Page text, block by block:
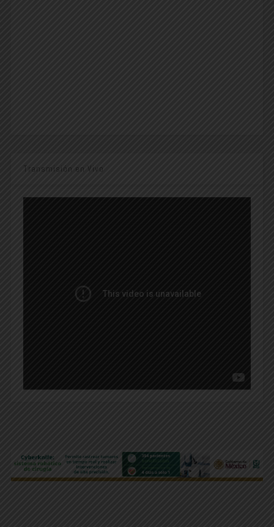
Transmisión en Vivo